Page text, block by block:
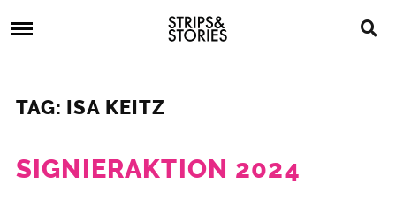
to
Strips
&
Stories
Comics,
TAG: ISA KEITZ
SIGNIERAKTION 2024